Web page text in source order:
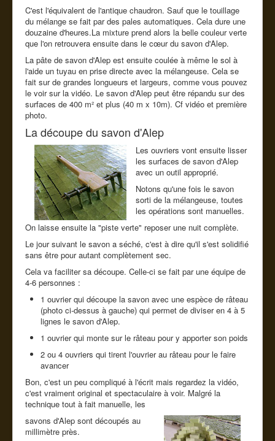
C'est l'équivalent de l'antique chaudron. Sauf que le touillage
du mélange se fait par des pales automatiques. Cela dure une
douzaine d'heures.La mixture prend alors la belle couleur verte
que l'on retrouvera ensuite dans le cœur du savon d'Alep.
La pâte de savon d'Alep est ensuite coulée à même le sol à
l'aide un tuyau en prise directe avec la mélangeuse. Cela se
fait sur de grandes longueurs et largeurs, comme vous pouvez
le voir sur la vidéo. Le savon d'Alep peut être répandu sur des
surfaces de 400 m² et plus (40 m x 10m). Cf vidéo et première
photo.
La découpe du savon d'Alep
Les ouvriers vont ensuite lisser
les surfaces de savon d'Alep
avec un outil approprié.
Notons qu'une fois le savon
sorti de la mélangeuse, toutes
les opérations sont manuelles.
On laisse ensuite la "piste verte" reposer une nuit complète.
Le jour suivant le savon a séché, c'est à dire qu'il s'est solidifié
sans être pour autant complètement sec.
Cela va faciliter sa découpe. Celle-ci se fait par une équipe de
4-6 personnes :
1 ouvrier qui découpe la savon avec une espèce de râteau
(photo ci-dessus à gauche) qui permet de diviser en 4 à 5
lignes le savon d'Alep.
1 ouvrier qui monte sur le râteau pour y apporter son poids
2 ou 4 ouvriers qui tirent l'ouvrier au râteau pour le faire
avancer
Bon, c'est un peu compliqué à l'écrit mais regardez la vidéo,
c'est vraiment original et spectaculaire à voir. Malgré la
technique tout à fait manuelle, les
savons d'Alep sont découpés au
millimètre près.